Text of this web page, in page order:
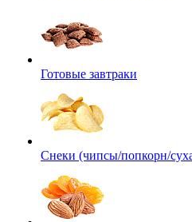
Готовые завтраки
Снеки (чипсы/попкорн/